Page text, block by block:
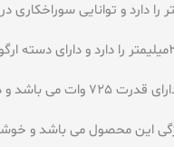
220 ولت می باشد